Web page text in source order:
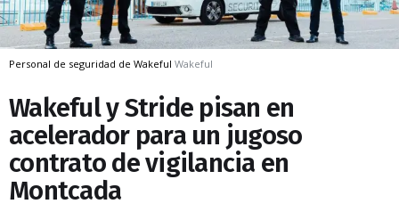
Personal de seguridad de Wakeful Wakeful
Wakeful y Stride pisan en
acelerador para un jugoso
contrato de vigilancia en
Montcada